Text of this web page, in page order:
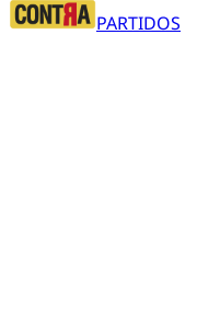
PARTIDOS